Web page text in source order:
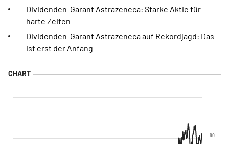
Dividenden-Garant Astrazeneca: Starke Aktie für
harte Zeiten
Dividenden-Garant Astrazeneca auf Rekordjagd: Das
ist erst der Anfang
80